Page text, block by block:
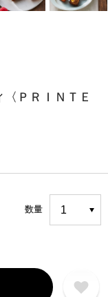
ＰＲＩＮＴＥ
数量